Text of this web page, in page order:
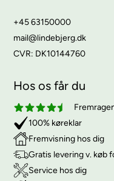
+45 63150000
mail@lindebjerg.dk
CVR: DK10144760
Hos os får du
100% køreklar
Fremvisning hos dig
Gratis levering v. køb
Service hos dig